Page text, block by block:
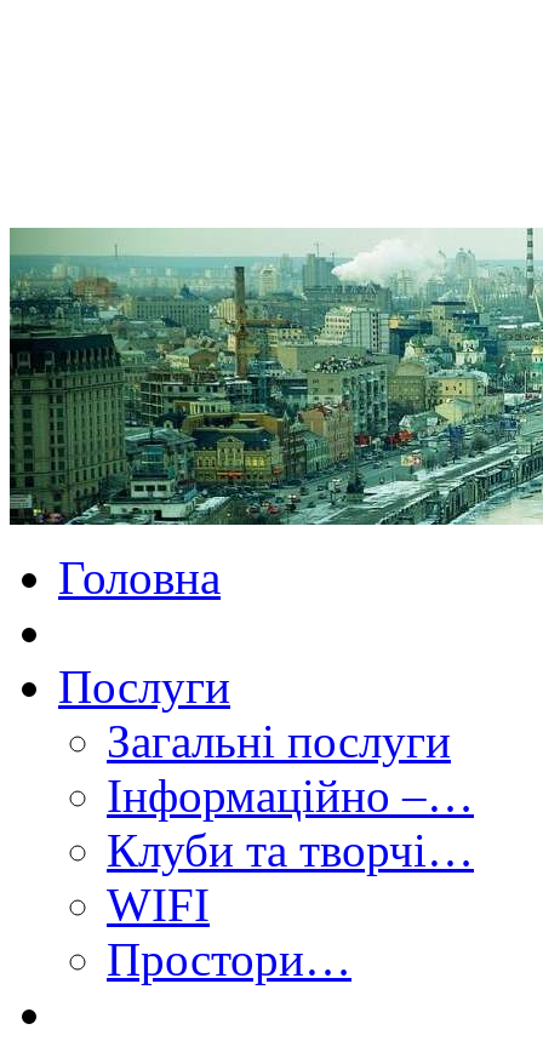
Головна
Послуги
Загальні послуги
Інформаційно –…
Клуби та творчі…
WIFI
Простори…